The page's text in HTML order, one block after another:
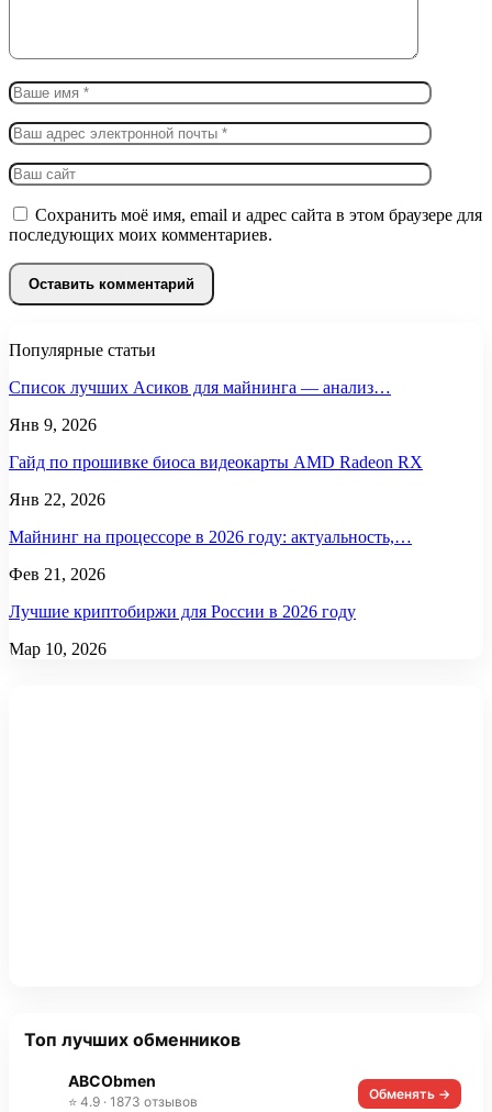
Сохранить моё имя, email и адрес сайта в этом браузере для
последующих моих комментариев.
Популярные статьи
Список лучших Асиков для майнинга — анализ…
Янв 9, 2026
Гайд по прошивке биоса видеокарты AMD Radeon RX
Янв 22, 2026
Майнинг на процессоре в 2026 году: актуальность,…
Фев 21, 2026
Лучшие криптобиржи для России в 2026 году
Мар 10, 2026
Топ лучших обменников
ABCObmen
⭐ 4.9 · 1873 отзывов Обменять →